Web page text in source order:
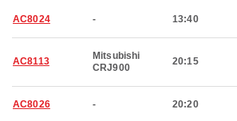
AC8024 - 13:40
AC8113
Mitsubishi
CRJ900
20:15
AC8026 - 20:20